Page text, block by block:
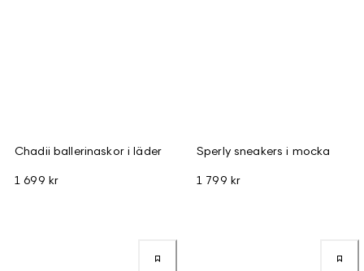
Chadii ballerinaskor i läder
1 699 kr
Sperly sneakers i mocka
1 799 kr